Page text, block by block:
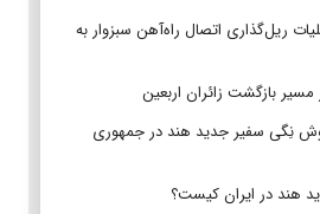
ریل‌گذاری اتصال راه‌آهن سبزوار به
بازگشت زائران اربعین
نِگی سفیر جدید هند در جمهوری
هند در ایران کیست؟